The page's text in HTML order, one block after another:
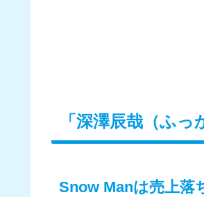
「深澤辰哉（ふ
Snow Manは売上落